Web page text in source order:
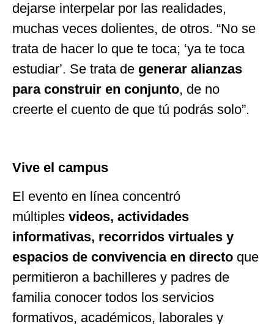
dejarse interpelar por las realidades,
muchas veces dolientes, de otros. “No se
trata de hacer lo que te toca; ‘ya te toca
estudiar’. Se trata de generar alianzas
para construir en conjunto, de no
creerte el cuento de que tú podrás solo”.
Vive el campus
El evento en línea concentró
múltiples videos, actividades
informativas, recorridos virtuales y
espacios de convivencia en directo que
permitieron a bachilleres y padres de
familia conocer todos los servicios
formativos, académicos, laborales y